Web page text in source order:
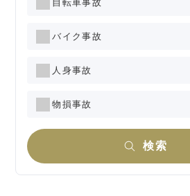
自転車事故
バイク事故
人身事故
物損事故
検索